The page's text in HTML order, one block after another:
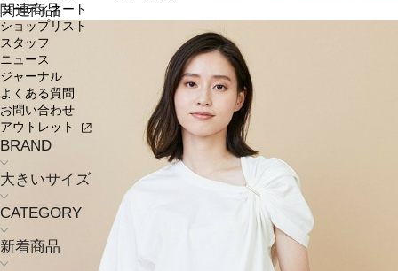
コーディネート
ショップリスト
スタッフ
ニュース
ジャーナル
よくある質問
お問い合わせ
アウトレット
BRAND
大きいサイズ
CATEGORY
新着商品
関連商品